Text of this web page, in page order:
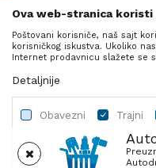
PRATITE NAS
Ova web-stranica koristi
Poštovani korisniče, naš sajt
korisničkog iskustva. Ukoliko
Internet prodavnicu slažete se
Detaljnije
Obavezni Trajni